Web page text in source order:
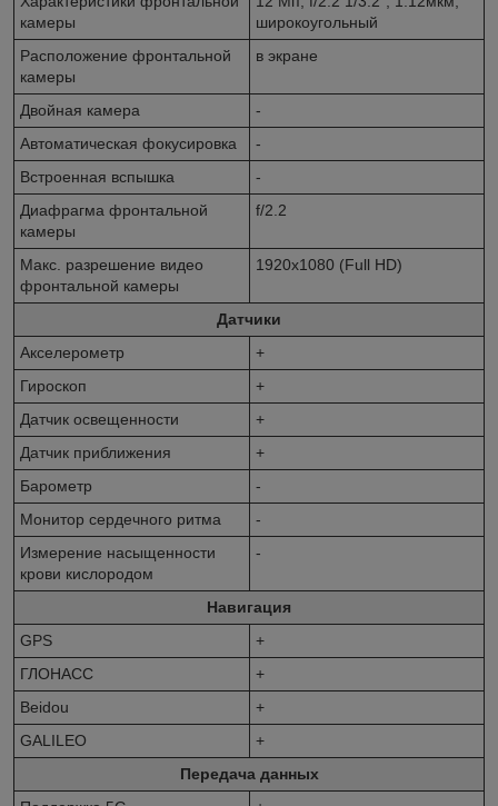
камеры
широкоугольный
Расположение фронтальной
камеры
в экране
Двойная камера
-
Автоматическая фокусировка
-
Встроенная вспышка
-
Диафрагма фронтальной
камеры
f/2.2
Макс. разрешение видео
фронтальной камеры
1920x1080 (Full HD)
Датчики
Акселерометр
+
Гироскоп
+
Датчик освещенности
+
Датчик приближения
+
Барометр
-
Монитор сердечного ритма
-
Измерение насыщенности
крови кислородом
-
Навигация
GPS
+
ГЛОНАСС
+
Beidou
+
GALILEO
+
Передача данных